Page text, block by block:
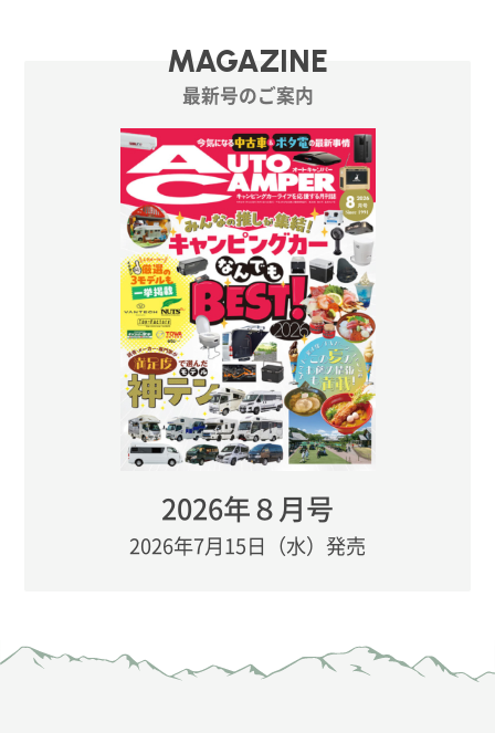
MAGAZINE
最新号のご案内
2026年８月号
2026年7月15日（水）発売